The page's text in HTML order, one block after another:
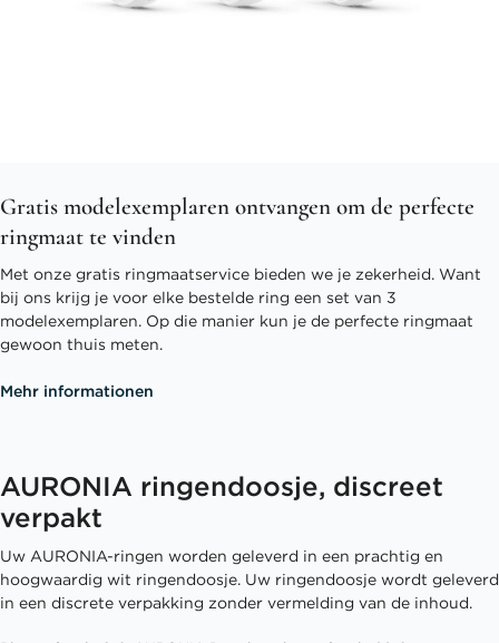
Gratis modelexemplaren ontvangen om de perfecte
ringmaat te vinden
Met onze gratis ringmaatservice bieden we je zekerheid. Want
bij ons krijg je voor elke bestelde ring een set van 3
modelexemplaren. Op die manier kun je de perfecte ringmaat
gewoon thuis meten.
Mehr informationen
AURONIA ringendoosje, discreet
verpakt
Uw AURONIA-ringen worden geleverd in een prachtig en
hoogwaardig wit ringendoosje. Uw ringendoosje wordt geleverd
in een discrete verpakking zonder vermelding van de inhoud.